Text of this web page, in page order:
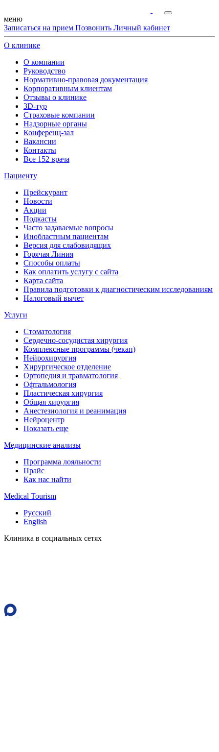
меню
Записаться на прием Позвонить Личный кабинет
О клинике
О компании
Руководство
Нормативно-правовая документация
Корпоративным клиентам
Отзывы о клинике
3D-тур
Страховые компании
Надзорные органы
Конференц-зал
Вакансии
Контакты
Все 152 врача
Пациенту
Прейскурант
Новости
Акции
Подкасты
Часто задаваемые вопросы
Инобластным пациентам
Версия для слабовидящих
Горячая Линия
Способы оплаты
Как оплатить услугу с сайта
Карта сайта
Правила подготовки к диагностическим исследованиям
Налоговый вычет
Услуги
Стоматология
Сердечно-сосудистая хирургия
Комплексные программы (чекап)
Нейрохирургия
Хирургическое отделение
Ортопедия и травматология
Офтальмология
Пластическая хирургия
Общая хирургия
Анестезиология и реанимация
Нейроцентр
Показать еще
Медицинские анализы
Программа лояльности
Прайс
Как нас найти
Medical Tourism
Русский
English
Клиника в социальных сетях